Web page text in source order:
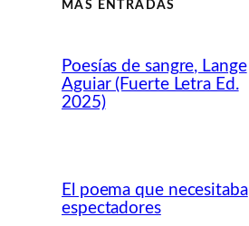
MÁS ENTRADAS
Poesías de sangre, Lange
Aguiar (Fuerte Letra Ed.
2025)
El poema que necesitaba
espectadores